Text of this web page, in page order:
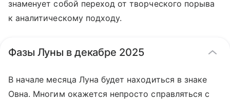
знаменует собой переход от творческого порыва
к аналитическому подходу.
Фазы Луны в декабре 2025
В начале месяца Луна будет находиться в знаке
Овна. Многим окажется непросто справляться с